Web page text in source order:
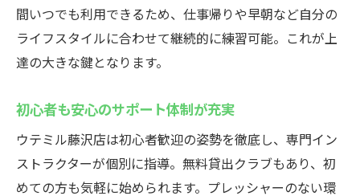
間いつでも利用できるため、仕事帰りや早朝など自分の
ライフスタイルに合わせて継続的に練習可能。これが上
達の大きな鍵となります。
初心者も安心のサポート体制が充実
ウテミル藤沢店は初心者歓迎の姿勢を徹底し、専門イン
ストラクターが個別に指導。無料貸出クラブもあり、初
めての方も気軽に始められます。プレッシャーのない環